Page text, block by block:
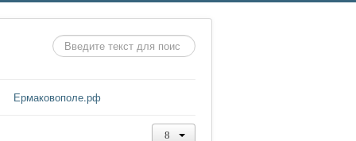
Искать...
Ермаковополе.рф